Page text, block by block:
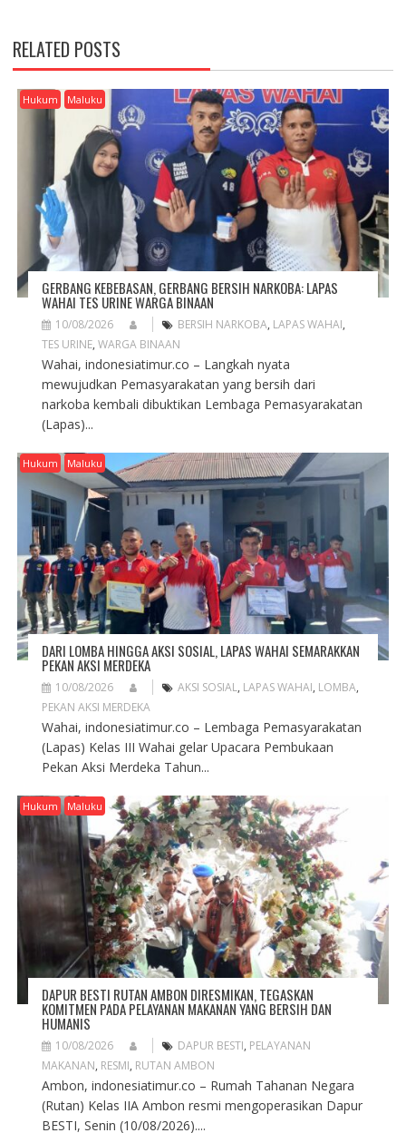
A
V
I
G
A
RELATED POSTS
Hukum Maluku
GERBANG KEBEBASAN, GERBANG BERSIH NARKOBA: LAPAS
WAHAI TES URINE WARGA BINAAN
10/08/2026 BERSIH NARKOBA, LAPAS WAHAI,
TES URINE, WARGA BINAAN
Wahai, indonesiatimur.co – Langkah nyata
mewujudkan Pemasyarakatan yang bersih dari
narkoba kembali dibuktikan Lembaga Pemasyarakatan
(Lapas)...
Hukum Maluku
DARI LOMBA HINGGA AKSI SOSIAL, LAPAS WAHAI SEMARAKKAN
PEKAN AKSI MERDEKA
10/08/2026 AKSI SOSIAL, LAPAS WAHAI, LOMBA,
PEKAN AKSI MERDEKA
Wahai, indonesiatimur.co – Lembaga Pemasyarakatan
(Lapas) Kelas III Wahai gelar Upacara Pembukaan
Pekan Aksi Merdeka Tahun...
Hukum Maluku
DAPUR BESTI RUTAN AMBON DIRESMIKAN, TEGASKAN
KOMITMEN PADA PELAYANAN MAKANAN YANG BERSIH DAN
HUMANIS
10/08/2026 DAPUR BESTI, PELAYANAN
MAKANAN, RESMI, RUTAN AMBON
Ambon, indonesiatimur.co – Rumah Tahanan Negara
(Rutan) Kelas IIA Ambon resmi mengoperasikan Dapur
BESTI, Senin (10/08/2026)....